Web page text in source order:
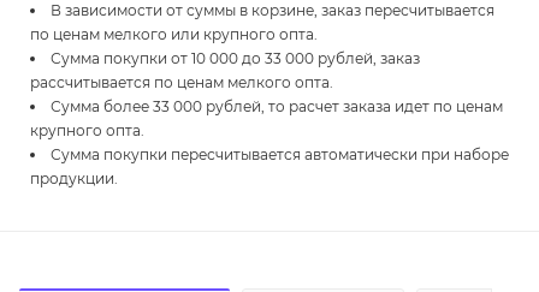
В зависимости от суммы в корзине, заказ пересчитывается
по ценам мелкого или крупного опта.
Сумма покупки от 10 000 до 33 000 рублей, заказ
рассчитывается по ценам мелкого опта.
Сумма более 33 000 рублей, то расчет заказа идет по ценам
крупного опта.
Сумма покупки пересчитывается автоматически при наборе
продукции.